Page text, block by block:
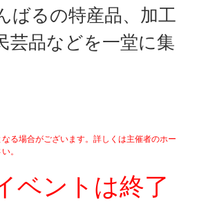
ばるの特産品、加工
芸品などを一堂に集
る場合がございます。詳しくは主催者のホー
。
ベントは終了